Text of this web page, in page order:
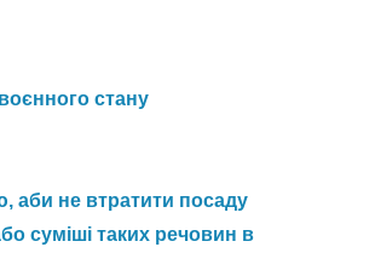
стану
аби не втратити посаду
суміші таких речовин в